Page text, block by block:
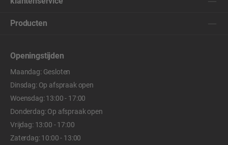
Producten
Openingstijden
Maandag: Gesloten
Dinsdag: Op afspraak open
Woensdag: 13:00 - 17:00
Donderdag: Op afspraak open
Vrijdag: 13:00 - 17:00
Zaterdag: 10:00 - 13:00